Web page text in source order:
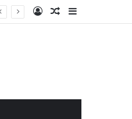
Log InRandom Article
Sidebar